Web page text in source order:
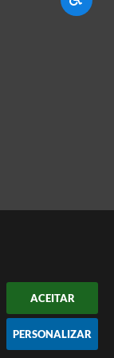
ACEITAR
PERSONALIZAR